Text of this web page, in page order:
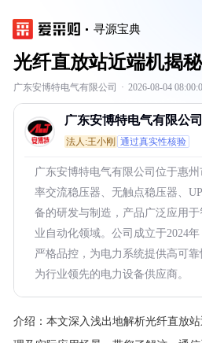
寻源宝典
光纤直放站近端机揭秘
广东安博特电气有限公司 · 2026-08-04
广东安博特电气有限公司
法人:王小刚 通过真实性核验
广东安博特电气有限公司位于惠
率交流稳压器、无触点稳压器、
备的研发与制造，产品广泛应用
业自动化领域。公司成立于2024
严格品控，为电力系统提供高可
为行业领先的电力设备供应商。
介绍： 本文深入浅出地解析光纤直放